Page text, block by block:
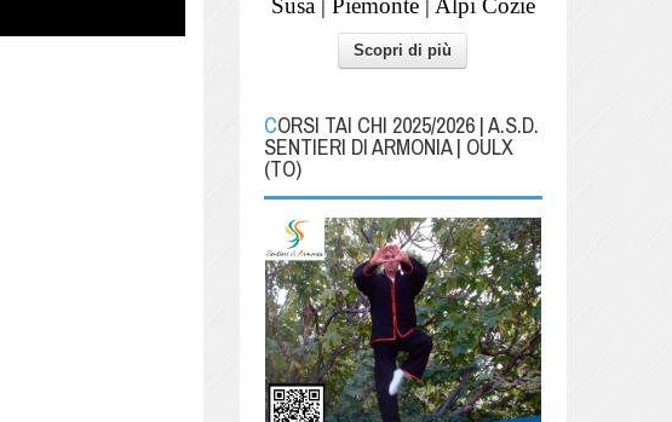
Scopri di più
CORSI TAI CHI 2025/2026 | A.S.D.
SENTIERI DI ARMONIA | OULX
(TO)